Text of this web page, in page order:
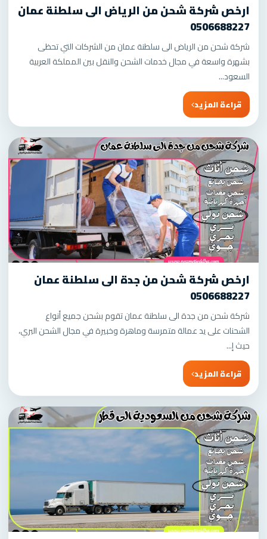
ارخص شركة شحن من الرياض الى سلطنة عمان
0506688227
شركة شحن من الرياض الى سلطنة عمان من الشركات التي تحظى
بشهرة واسعة في مجال خدمات الشحن والنقل بين المملكة العربية
السعود...
قراءة المزيد
ارخص شركة شحن من جدة الى سلطنة عمان
0506688227
شركة شحن من جدة الى سلطنة عمان تقوم بشحن جميع أنواع
الشحنات على يد عمالة متمرسة وماهرة وخبيرة في مجال الشحن البري،
حيث إ...
قراءة المزيد